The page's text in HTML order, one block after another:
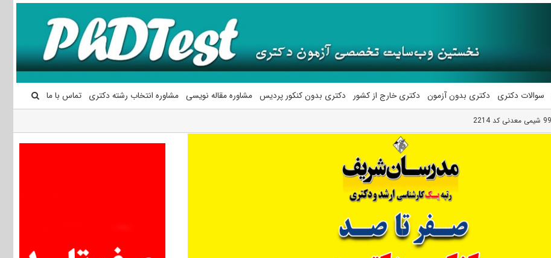
سوالات دکتری دکتری بدون آزمون دکتری خارج از کشور دکتری بدون کنکور پردیس مشاوره مقاله نویسی مشاوره انتخاب رشته دکتری تماس با ما